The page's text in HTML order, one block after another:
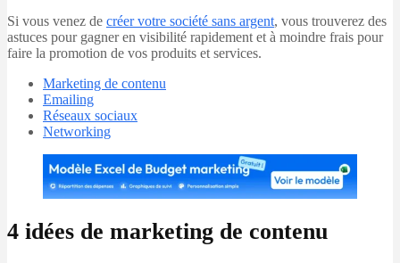
Si vous venez de créer votre société sans argent, vous trouverez des
astuces pour gagner en visibilité rapidement et à moindre frais pour
faire la promotion de vos produits et services.
Marketing de contenu
Emailing
Réseaux sociaux
Networking
4 idées de marketing de contenu